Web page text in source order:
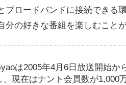
ブロードバンドに接続できる
分の好きな番組を楽しむこと
は2005年4月6日放送開始か
、現在はナント会員数が1,000